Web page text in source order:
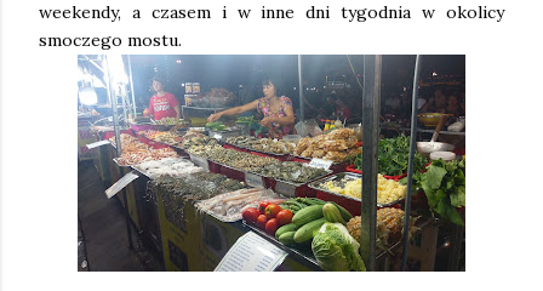
weekendy, a czasem i w inne dni tygodnia w okolicy
smoczego mostu.